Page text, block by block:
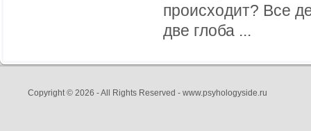
происходит? Все
две глоба ...
Copyright © 2026 - All Rights Reserved - www.psyhologyside.ru